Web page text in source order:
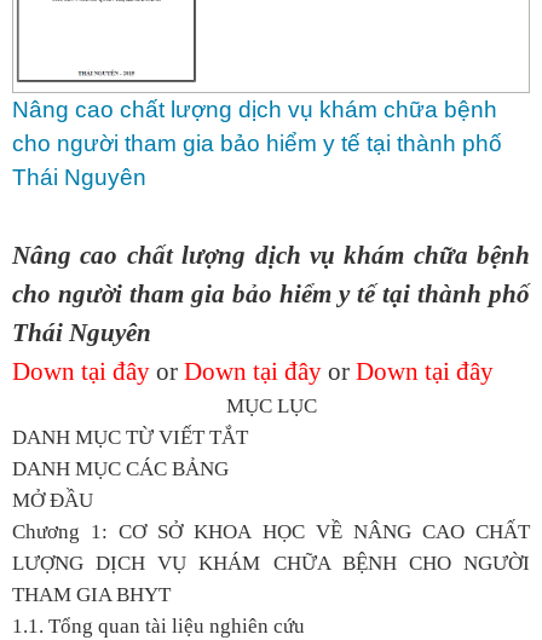
Nâng cao chất lượng dịch vụ khám chữa bệnh
cho người tham gia bảo hiểm y tế tại thành phố
Thái Nguyên
Nâng cao chất lượng dịch vụ khám chữa bệnh
cho người tham gia bảo hiểm y tế tại thành phố
Thái Nguyên
Down tại đây or Down tại đây or Down tại đây
MỤC LỤC
DANH MỤC TỪ VIẾT TẮT
DANH MỤC CÁC BẢNG
MỞ ĐẦU
Chương 1: CƠ SỞ KHOA HỌC VỀ NÂNG CAO CHẤT
LƯỢNG DỊCH VỤ KHÁM CHỮA BỆNH CHO NGƯỜI
THAM GIA BHYT
1.1. Tổng quan tài liệu nghiên cứu